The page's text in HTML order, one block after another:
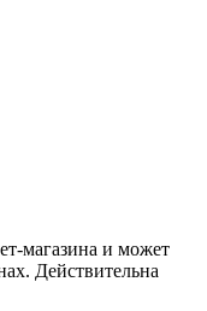
магазина и может
Действительна